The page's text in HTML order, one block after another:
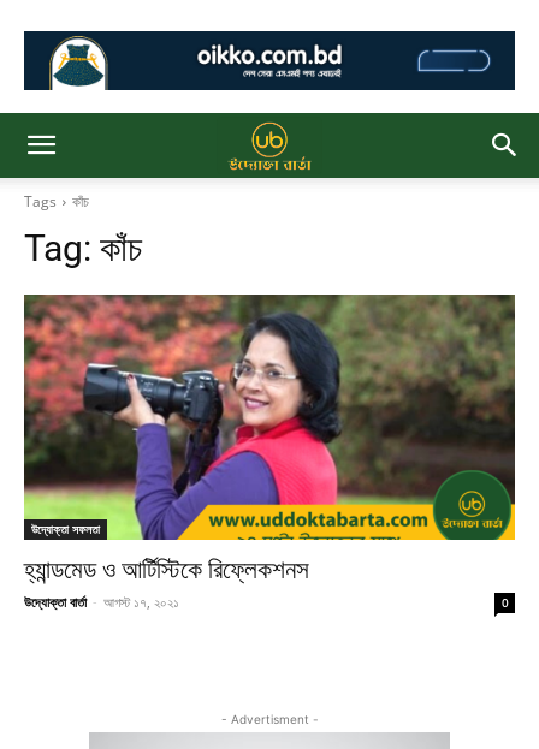
Tags কাঁচ
Tag: কাঁচ
উদ্যোক্তা সফলতা
হ্যান্ডমেড ও আর্টিস্টিকে রিফ্লেকশনস
উদ্যোক্তা বার্তা - আগস্ট ১৭, ২০২১ 0
- Advertisment -